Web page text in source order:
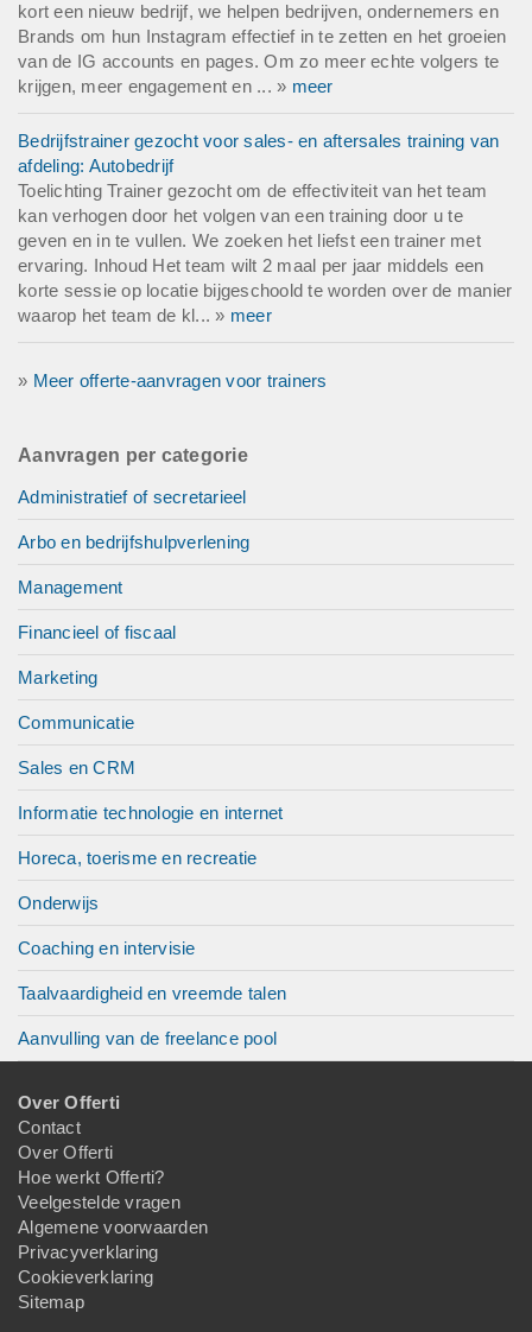
kort een nieuw bedrijf, we helpen bedrijven, ondernemers en
Brands om hun Instagram effectief in te zetten en het groeien
van de IG accounts en pages. Om zo meer echte volgers te
krijgen, meer engagement en ... » meer
Bedrijfstrainer gezocht voor sales- en aftersales training van
afdeling: Autobedrijf
Toelichting Trainer gezocht om de effectiviteit van het team
kan verhogen door het volgen van een training door u te
geven en in te vullen. We zoeken het liefst een trainer met
ervaring. Inhoud Het team wilt 2 maal per jaar middels een
korte sessie op locatie bijgeschoold te worden over de manier
waarop het team de kl... » meer
» Meer offerte-aanvragen voor trainers
Aanvragen per categorie
Administratief of secretarieel
Arbo en bedrijfshulpverlening
Management
Financieel of fiscaal
Marketing
Communicatie
Sales en CRM
Informatie technologie en internet
Horeca, toerisme en recreatie
Onderwijs
Coaching en intervisie
Taalvaardigheid en vreemde talen
Aanvulling van de freelance pool
Over Offerti
Contact
Over Offerti
Hoe werkt Offerti?
Veelgestelde vragen
Algemene voorwaarden
Privacyverklaring
Cookieverklaring
Sitemap